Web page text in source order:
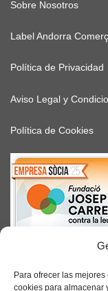
Para ofrecer las
cookies para almacenar
Sobre Nosotros
Label Andorra
Política de Privacidad
Aviso Legal y
Política de Cookies
SUSCRÍBETE